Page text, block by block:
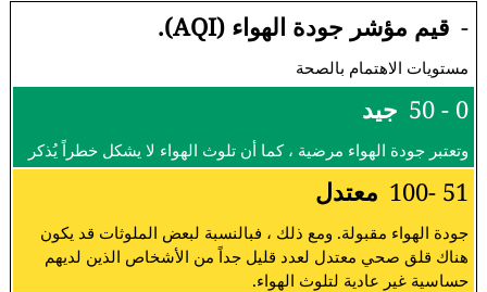
- قيم مؤشر جودة الهواء (AQI).
مستويات الاهتمام بالصحة
0 - 50 جيد
وتعتبر جودة الهواء مرضية ، كما أن تلوث الهواء لا يشكل خطراً يُذكر
51 -100 معتدل
جودة الهواء مقبولة. ومع ذلك ، فبالنسبة لبعض الملوثات قد يكون
هناك قلق صحي معتدل لعدد قليل جداً من الأشخاص الذين لديهم
حساسية غير عادية لتلوث الهواء.